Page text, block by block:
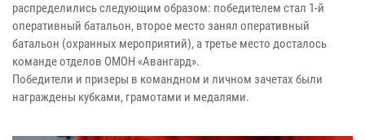
распределились следующим образом: победителем стал 1-й
оперативный батальон, второе место занял оперативный
батальон (охранных мероприятий), а третье место досталось
команде отделов ОМОН «Авангард».
Победители и призеры в командном и личном зачетах были
награждены кубками, грамотами и медалями.